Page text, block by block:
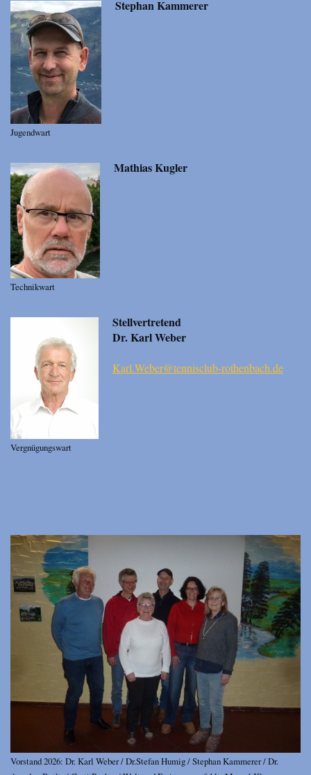
Jugendwart
Stephan Kammerer
Technikwart
Mathias Kugler
Vergnügungswart
Stellvertretend
Dr. Karl Weber
Karl.Weber@tennisclub-rothenbach.de
Vorstand 2026: Dr. Karl Weber / Dr.Stefan Humig / Stephan Kammerer / Dr.